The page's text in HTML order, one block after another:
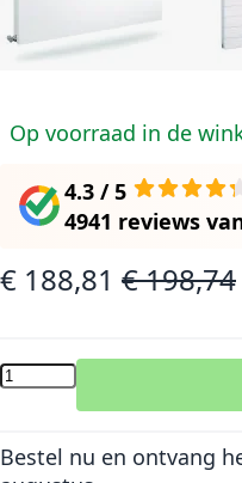
Op voorraad in de
4.3 / 5
4941 reviews
Speciale prijs
€ 188,81 Normale prijs
€ 198,74
Bestel nu en ontvang